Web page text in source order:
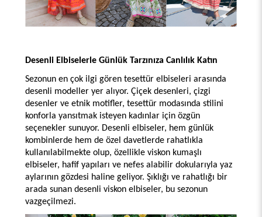
Desenli Elbiselerle Günlük Tarzınıza Canlılık Katın
Sezonun en çok ilgi gören tesettür elbiseleri arasında
desenli modeller yer alıyor. Çiçek desenleri, çizgi
desenler ve etnik motifler, tesettür modasında stilini
konforla yansıtmak isteyen kadınlar için özgün
seçenekler sunuyor. Desenli elbiseler, hem günlük
kombinlerde hem de özel davetlerde rahatlıkla
kullanılabilmekte olup, özellikle viskon kumaşlı
elbiseler, hafif yapıları ve nefes alabilir dokularıyla yaz
aylarının gözdesi haline geliyor. Şıklığı ve rahatlığı bir
arada sunan desenli viskon elbiseler, bu sezonun
vazgeçilmezi.